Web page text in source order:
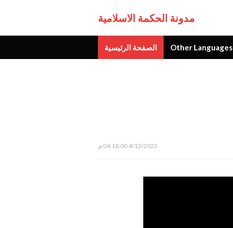
مدونة الحكمة الاسلامية
الصفحة الرئيسية Other Languages
4/13/2022 04:18:00 م